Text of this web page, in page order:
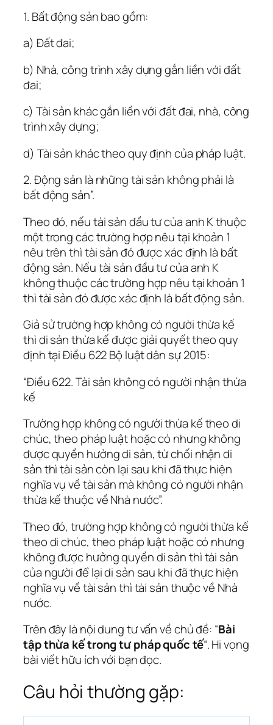
1. Bất động sản bao gồm:
a) Đất đai;
b) Nhà, công trình xây dựng gắn liền với đất
đai;
c) Tài sản khác gắn liền với đất đai, nhà, công
trình xây dựng;
d) Tài sản khác theo quy định của pháp luật.
2. Động sản là những tài sản không phải là
bất động sản”.
Theo đó, nếu tài sản đầu tư của anh K thuộc
một trong các trường hợp nêu tại khoản 1
nêu trên thì tài sản đó được xác định là bất
động sản. Nếu tài sản đầu tư của anh K
không thuộc các trường hợp nêu tại khoản 1
thì tài sản đó được xác định là bất động sản.
Giả sử trường hợp không có người thừa kế
thì di sản thừa kế được giải quyết theo quy
định tại Điều 622 Bộ luật dân sự 2015:
“Điều 622. Tài sản không có người nhận thừa
kế
Trường hợp không có người thừa kế theo di
chúc, theo pháp luật hoặc có nhưng không
được quyền hưởng di sản, từ chối nhận di
sản thì tài sản còn lại sau khi đã thực hiện
nghĩa vụ về tài sản mà không có người nhận
thừa kế thuộc về Nhà nước”.
Theo đó, trường hợp không có người thừa kế
theo di chúc, theo pháp luật hoặc có nhưng
không được hưởng quyền di sản thì tài sản
của người để lại di sản sau khi đã thực hiện
nghĩa vụ về tài sản thì tài sản thuộc về Nhà
nước.
Trên đây là nội dung tư vấn về chủ đề: “Bài
tập thừa kế trong tư pháp quốc tế“. Hi vọng
bài viết hữu ích với bạn đọc.
Câu hỏi thường gặp: